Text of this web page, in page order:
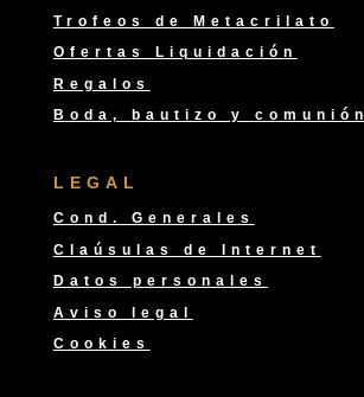
Trofeos de Metacrilato
Ofertas Liquidación
Regalos
Boda, bautizo y comunión
LEGAL
Cond. Generales
Claúsulas de Internet
Datos personales
Aviso legal
Cookies